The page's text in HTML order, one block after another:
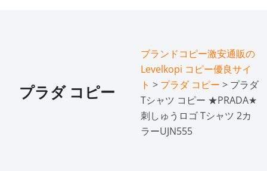
プラダ コピー
ブランドコピー激安通販の
Levelkopi コピー優良サイ
ト > プラダ コピー > プラダ
Tシャツ コピー ★PRADA★
刺しゅうロゴ Tシャツ 2カ
ラーUJN555